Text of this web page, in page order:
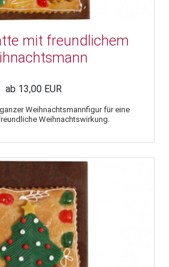
mit freundlichem
ab 13,00 EUR
Weihnachtsmannfigur für eine
Weihnachtswirkung.